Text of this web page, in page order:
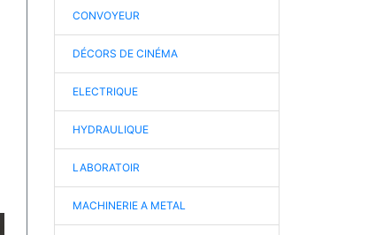
CONVOYEUR
DÉCORS DE CINÉMA
ELECTRIQUE
HYDRAULIQUE
LABORATOIR
MACHINERIE A METAL